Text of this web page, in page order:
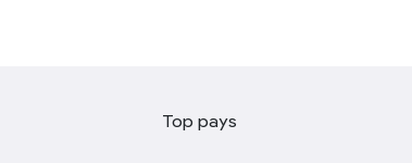
Top pays